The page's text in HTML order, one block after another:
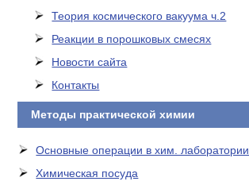
Теория космического вакуума ч.2
Реакции в порошковых смесях
Новости сайта
Контакты
Методы практической химии
Основные операции в хим. лаборатории
Химическая посуда